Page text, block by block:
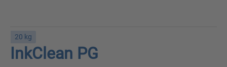
20 kg
InkClean PG